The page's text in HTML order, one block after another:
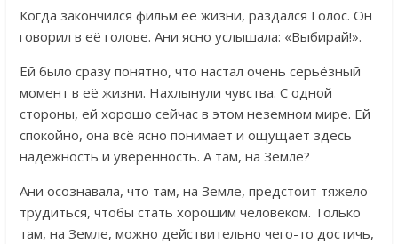
Когда закончился фильм её жизни, раздался Голос. Он
говорил в её голове. Ани ясно услышала: «Выбирай!».
Ей было сразу понятно, что настал очень серьёзный
момент в её жизни. Нахлынули чувства. С одной
стороны, ей хорошо сейчас в этом неземном мире. Ей
спокойно, она всё ясно понимает и ощущает здесь
надёжность и уверенность. А там, на Земле?
Ани осознавала, что там, на Земле, предстоит тяжело
трудиться, чтобы стать хорошим человеком. Только
там, на Земле, можно действительно чего-то достичь,